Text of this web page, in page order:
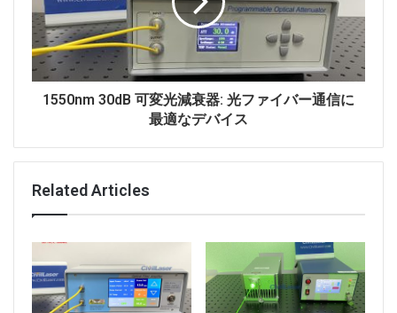
レーザーヘッドと電源にはモデル番号のラベルが付いて
います。モデル番号が一致しているかどうかを確認して
ください。
1550nm 30dB 可変光減衰器: 光ファイバー通信に
最適なデバイス
Related Articles